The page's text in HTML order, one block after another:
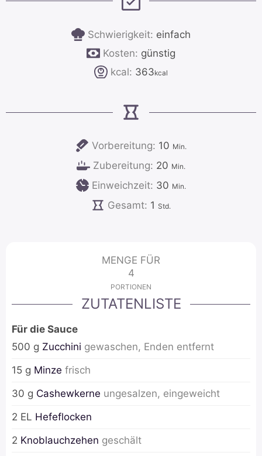
Schwierigkeit: einfach
Kosten: günstig
kcal: 363kcal
Vorbereitung: 10Minuten
Min.
Zubereitung: 20Minuten
Min.
Einweichzeit: 30 Minuten
Min.
Gesamt: 1 Stunde
Std.
MENGE FÜR
4
PORTIONEN
ZUTATENLISTE
Für die Sauce
500 g Zucchini gewaschen, Enden entfernt
15 g Minze frisch
30 g Cashewkerne ungesalzen, eingeweicht
2 EL Hefeflocken
2 Knoblauchzehen geschält